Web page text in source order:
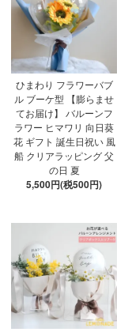
ひまわり フラワーバブ
ル ブーケ型 【膨らませ
てお届け】 バルーンフ
ラワー ヒマワリ 向日葵
花 ギフト 誕生日祝い 風
船 クリアラッピング 父
の日 夏
5,500円(税500円)